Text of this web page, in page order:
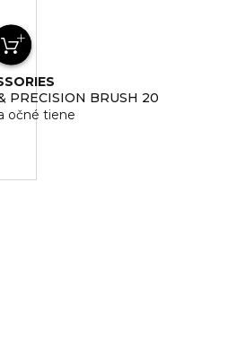
PRECISION BRUSH 20
očné tiene